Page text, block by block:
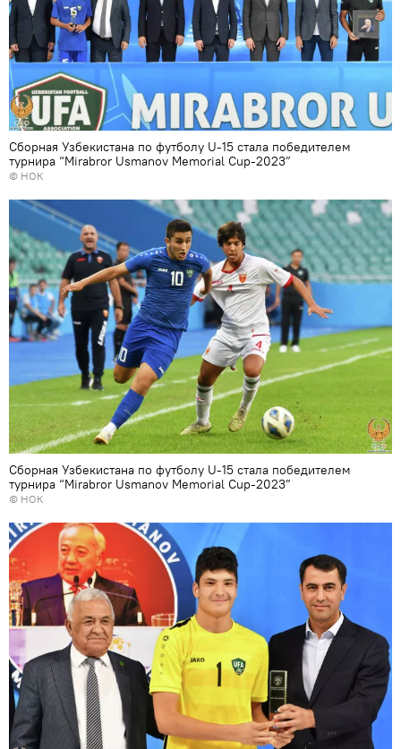
Сборная Узбекистана по футболу U-15 стала победителем
турнира “Мirabror Usmanov Memorial Cup-2023”
© НОК
Сборная Узбекистана по футболу U-15 стала победителем
турнира “Мirabror Usmanov Memorial Cup-2023”
© НОК